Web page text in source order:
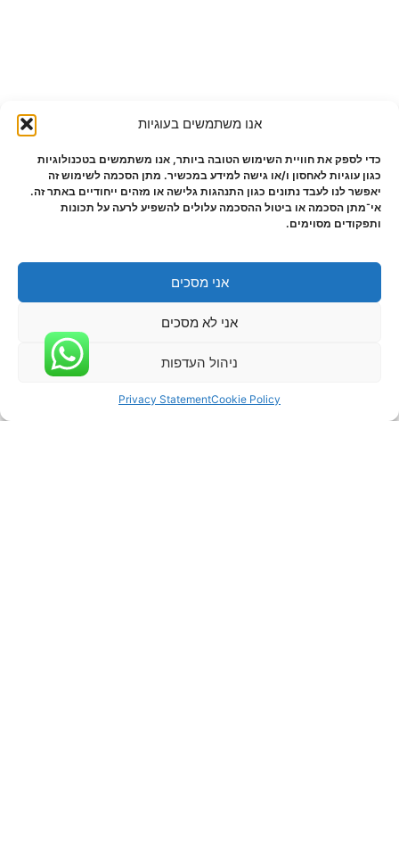
אנו משתמשים בעוגיות
כדי לספק את חוויית השימוש הטובה ביותר, אנו משתמשים בטכנולוגיות
כגון עוגיות לאחסון ו/או גישה למידע במכשיר. מתן הסכמה לשימוש זה
יאפשר לנו לעבד נתונים כגון התנהגות גלישה או מזהים ייחודיים באתר זה.
אי־מתן הסכמה או ביטול ההסכמה עלולים להשפיע לרעה על תכונות
ותפקודים מסוימים.
אני מסכים
אני לא מסכים
ניהול העדפות
Cookie Policy
Privacy Statement